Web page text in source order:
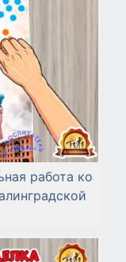
работа ко